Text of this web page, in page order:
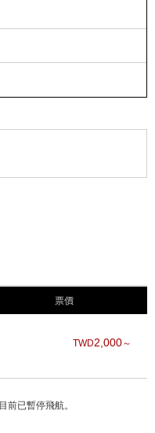
票價
TWD2,000～
已暫停飛航。